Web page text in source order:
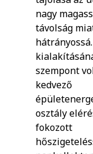
nagy
távolság
szempont
kedvező
osztály
fokozott